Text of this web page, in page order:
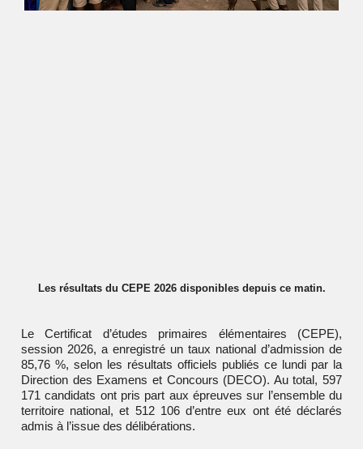
Les résultats du CEPE 2026 disponibles depuis ce matin.
Le Certificat d’études primaires élémentaires (CEPE),
session 2026, a enregistré un taux national d’admission de
85,76 %, selon les résultats officiels publiés ce lundi par la
Direction des Examens et Concours (DECO). Au total, 597
171 candidats ont pris part aux épreuves sur l’ensemble du
territoire national, et 512 106 d’entre eux ont été déclarés
admis à l’issue des délibérations.